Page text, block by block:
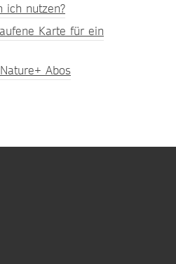
ich nutzen?
Karte für ein
Abos